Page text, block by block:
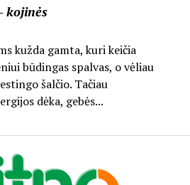
kojinės
kužda gamta, kuri keičia
būdingas spalvas, o vėliau
šalčio. Tačiau
dėka, gebės...